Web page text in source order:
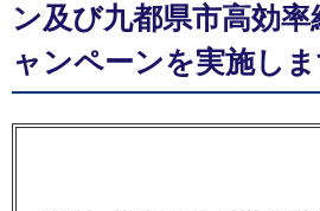
ン及び九都県市高効率
ャンペーンを実施し